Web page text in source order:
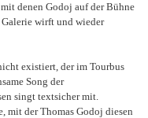
denen Godoj auf der Bühne
wirft und wieder
existiert, der im Tourbus
Song der
singt textsicher mit.
mit der Thomas Godoj diesen